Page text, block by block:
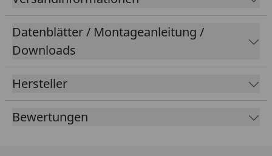
Datenblätter / Montageanleitung /
Downloads
Hersteller
Bewertungen